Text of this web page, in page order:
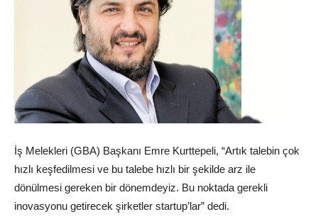
İş Melekleri (GBA) Başkanı Emre Kurttepeli, “Artık talebin çok
hızlı keşfedilmesi ve bu talebe hızlı bir şekilde arz ile
dönülmesi gereken bir dönemdeyiz. Bu noktada gerekli
inovasyonu getirecek şirketler startup’lar” dedi.